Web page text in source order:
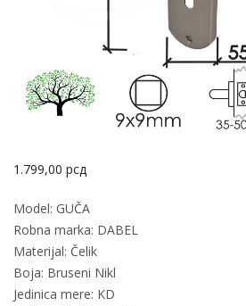
1.799,00 рсд
Model: GUČA
Robna marka: DABEL
Materijal: Čelik
Boja: Bruseni Nikl
Jedinica mere: KD